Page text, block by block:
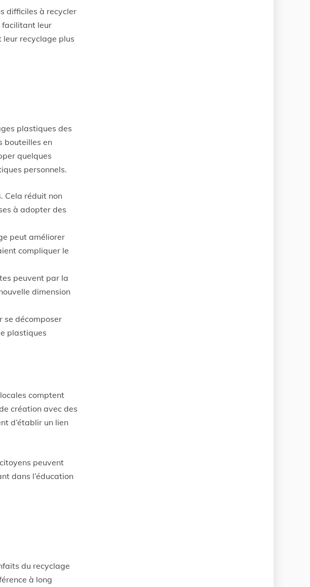
difficiles à recycler
facilitant leur
leur recyclage plus
plastiques des
bouteilles en
quelques
personnels.
Cela réduit non
à adopter des
peut améliorer
compliquer le
peuvent par la
dimension
se décomposer
plastiques
comptent
création avec des
d’établir un lien
peuvent
dans l’éducation
du recyclage
à long